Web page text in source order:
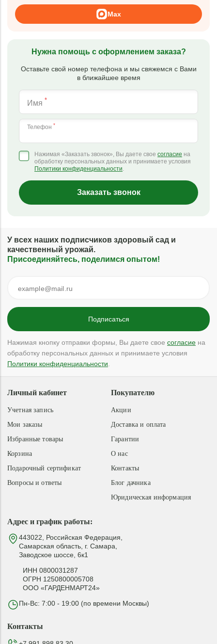
Max
Нужна помощь с оформлением заказа?
Оставьте свой номер телефона и мы свяжемся с Вами
в ближайшее время
Имя *
Телефон *
Нажимая «Заказать звонок», Вы даете свое согласие на
обработку персональных данных и принимаете условия
Политики конфиденциальности.
Заказать звонок
У всех наших подписчиков здоровый сад и
качественный урожай.
Присоединяйтесь, поделимся опытом!
Нажимая кнопку отправки формы, Вы даете свое согласие на
обработку персональных данных и принимаете условия
Политики конфиденциальности
Адрес и график работы:
443022, Российская Федерация,
Самарская область, г. Самара,
Заводское шоссе, 6к1
ИНН 0800031287
ОГРН 1250800005708
ООО «ГАРДЕНМАРТ24»
Пн-Вс: 7:00 - 19:00 (по времени Москвы)
Покупателю
Акции
Доставка и оплата
Гарантии
О нас
Контакты
Блог дачника
Юридическая информация
Личный кабинет
Учетная запись
Мои заказы
Избранные товары
Корзина
Подарочный сертификат
Вопросы и ответы
Контакты